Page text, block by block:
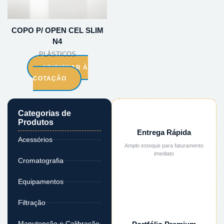
Categorias de
Produtos
Acessórios
Cromatografia
Equipamentos
Filtração
Entrega Rápida
Amplo estoque para faturamento
imediato
COPO P/ OPEN CEL SLIM
N4
PLÁSTICOS
ADICIONAR À
COTAÇÃO